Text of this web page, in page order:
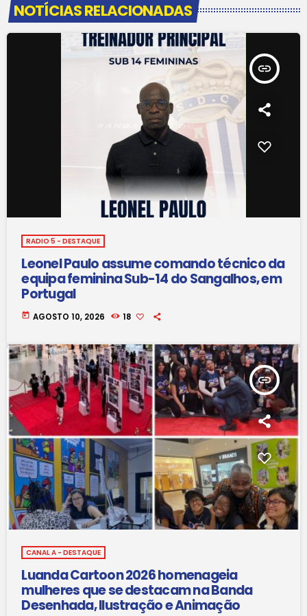
NOTÍCIAS RELACIONADAS
insert_link
RADIO 5 - DESTAQUE
Leonel Paulo assume comando técnico da
equipa feminina Sub-14 do Sangalhos, em
Portugal
today AGOSTO 10, 2026 18
insert_link
CANAL A - DESTAQUE
Luanda Cartoon 2026 homenageia
mulheres que se destacam na Banda
Desenhada, Ilustração e Animação